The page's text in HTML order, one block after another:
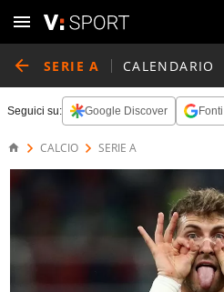
SERIE A CALENDARIO
Seguici su: Google Discover
CALCIO SERIE A